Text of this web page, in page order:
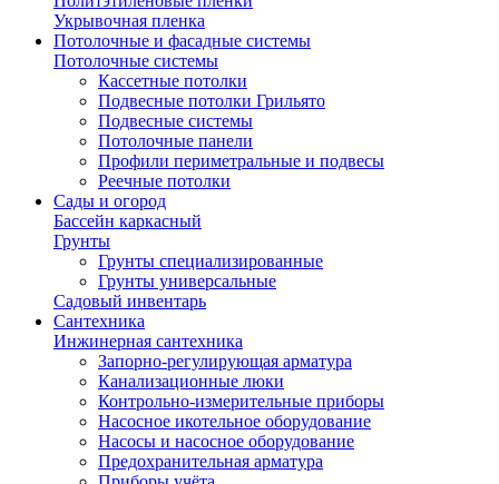
Укрывочная пленка
Потолочные и фасадные системы
Потолочные системы
Кассетные потолки
Подвесные потолки Грильято
Подвесные системы
Потолочные панели
Профили периметральные и подвесы
Реечные потолки
Сады и огород
Бассейн каркасный
Грунты
Грунты специализированные
Грунты универсальные
Садовый инвентарь
Сантехника
Инжинерная сантехника
Запорно-регулирующая арматура
Канализационные люки
Контрольно-измерительные приборы
Насосное икотельное оборудование
Насосы и насосное оборудование
Предохранительная арматура